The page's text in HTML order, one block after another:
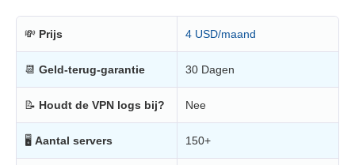
💸 Prijs 4 USD/maand
📆 Geld-terug-garantie 30 Dagen
📝 Houdt de VPN logs bij? Nee
🖥 Aantal servers 150+